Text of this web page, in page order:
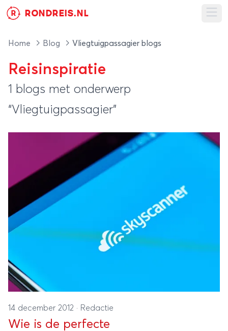
R RONDREIS.NL
Home Blog Vliegtuigpassagier blogs
Reisinspiratie
1 blogs met onderwerp
“Vliegtuigpassagier”
14 december 2012 · Redactie
Wie is de perfecte